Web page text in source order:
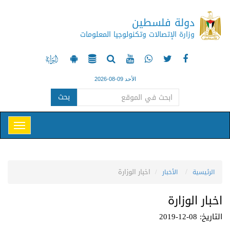
دولة فلسطين
وزارة الإتصالات وتكنولوجيا المعلومات
الأحد 09-08-2026
بحث
الرئيسية الأخبار اخبار الوزارة
اخبار الوزارة
التاريخ: 08-12-2019